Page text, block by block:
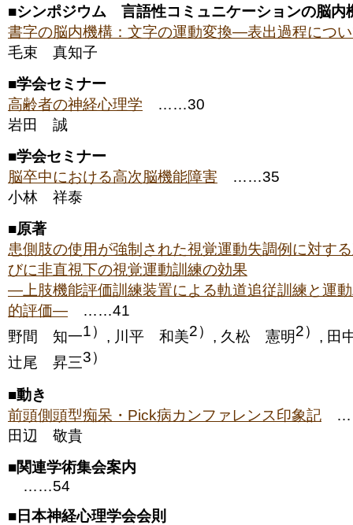
■シンポジウム 言語性コミュニケーションの脳内
書字の脳内機構：文字の運動変換―表出過程につ
毛束 真知子
■学会セミナー
高齢者の神経心理学 ……30
岩田 誠
■学会セミナー
脳卒中における高次脳機能障害 ……35
小林 祥泰
■原著
患側肢の使用が強制された視覚運動失調例に対す
びに非直視下の視覚運動訓練の効果
―上肢機能評価訓練装置による軌道追従訓練と運
的評価― ……41
野間 知一1） , 川平 和美2） , 久松 憲明2） , 田
辻尾 昇三3）
■動き
前頭側頭型痴呆・Pick病カンファレンス印象記
田辺 敬貴
■関連学術集会案内
……54
■ 日本神経心理学会会則